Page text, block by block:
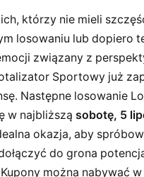
którzy nie mieli
losowaniu lub dopiero
związany z
Sportowy już
Następne losowanie
w najbliższą sobotę, 5
okazja, aby
do grona
można nabywać